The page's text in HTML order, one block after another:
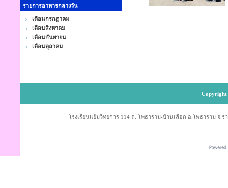
รายการอาหารกลางวัน
เดือนกรกฏาคม
เดือนสิงหาคม
เดือนกันยายน
เดือนตุลาคม
Copyright
โรงเรียนแย้มวิทยการ 114 ถ. โพธาราม-บ้านเลือก อ.โพธาราม จ.